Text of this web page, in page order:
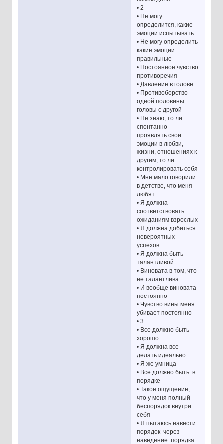
• 2
• Не могу
определится, какие
эмоции испытывать
• Не могу определить
какие эмоции
правильные
• Постоянное чувство
противоречия
• Давление в голове
• Противоборство
одной половины
головы с другой
• Не знаю, то ли
спонтанно
проявлять свои
эмоции в любви,
жизни, отношениях к
другим, то ли
контролировать себя
• Мне мало говорили
в детстве, что меня
любят
• Я должна
соответствовать
ожиданиям взрослых
• Я должна добиться
невероятных
успехов
• Я должна быть
талантливой
• Виновата в том, что
не талантлива
• И вообще виновата
постоянно
• Чувство вины меня
убивает постоянно
• 3
• Все должно быть
хорошо
• Я должна все
делать идеально
• Я же умница
• Все должно быть в
порядке
• Такое ощущение,
что у меня полный
беспорядок внутри
себя
• Я пытаюсь навести
порядок через
наведение порядка